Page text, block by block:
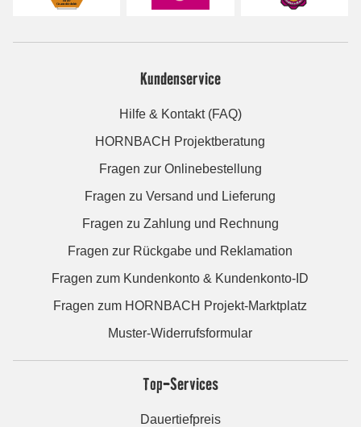
Kundenservice
Hilfe & Kontakt (FAQ)
HORNBACH Projektberatung
Fragen zur Onlinebestellung
Fragen zu Versand und Lieferung
Fragen zu Zahlung und Rechnung
Fragen zur Rückgabe und Reklamation
Fragen zum Kundenkonto & Kundenkonto-ID
Fragen zum HORNBACH Projekt-Marktplatz
Muster-Widerrufsformular
Top-Services
Dauertiefpreis